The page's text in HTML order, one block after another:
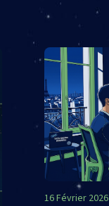
16 Février 2026